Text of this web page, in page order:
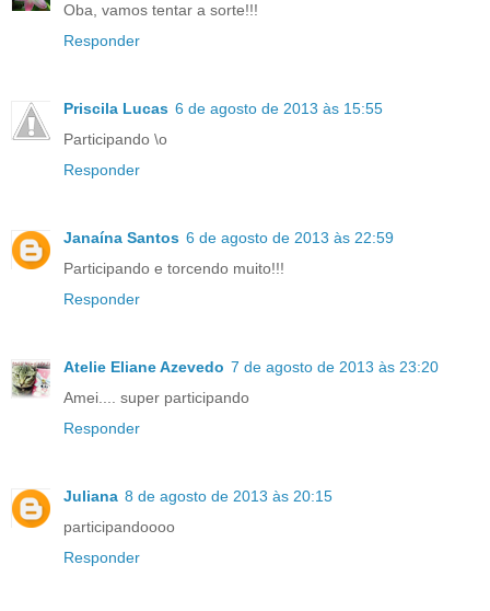
Oba, vamos tentar a sorte!!!
Responder
Priscila Lucas 6 de agosto de 2013 às 15:55
Participando \o
Responder
Janaína Santos 6 de agosto de 2013 às 22:59
Participando e torcendo muito!!!
Responder
Atelie Eliane Azevedo 7 de agosto de 2013 às 23:20
Amei.... super participando
Responder
Juliana 8 de agosto de 2013 às 20:15
participandoooo
Responder